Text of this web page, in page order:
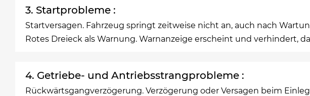
3. Startprobleme :
Startversagen. Fahrzeug springt zeitweise nicht an, auch nach
Rotes Dreieck als Warnung. Warnanzeige erscheint und verhindert,
4. Getriebe- und Antriebsstrangprobleme :
Rückwärtsgangverzögerung. Verzögerung oder Versagen beim